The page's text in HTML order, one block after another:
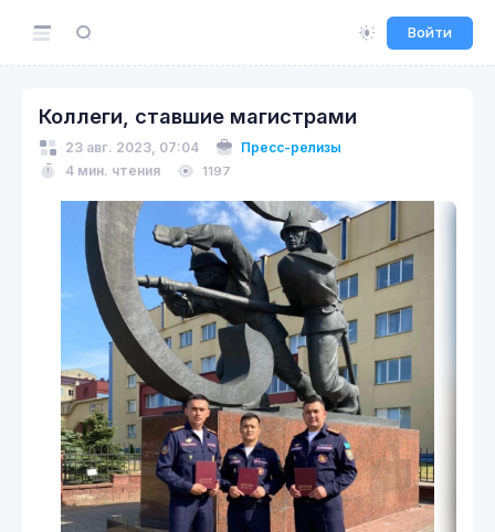
Войти
Коллеги, ставшие магистрами
23 авг. 2023, 07:04
Пресс-релизы
4 мин. чтения
1197